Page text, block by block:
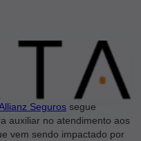
Seguros segue
auxiliar no atendimento aos
vem sendo impactado por